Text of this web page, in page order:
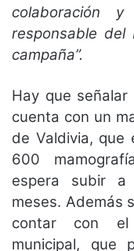
colaboración
responsable del
campaña”.
Hay que señalar
cuenta con un
de Valdivia, que
600
espera subir
meses. Además
contar con el
municipal, que